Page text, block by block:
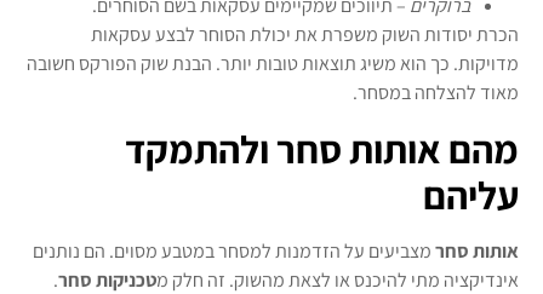
ברוקרים – תיווכים שמקיימים עסקאות בשם הסוחרים.
הכרת יסודות השוק משפרת את יכולת הסוחר לבצע עסקאות
מדויקות. כך הוא משיג תוצאות טובות יותר. הבנת שוק הפורקס חשובה
מאוד להצלחה במסחר.
מהם אותות סחר ולהתמקד
עליהם
אותות סחרמצביעים על הזדמנות למסחר במטבע מסוים. הם נותנים
אינדיקציה מתי להיכנס או לצאת מהשוק. זה חלק מטכניקות סחר.